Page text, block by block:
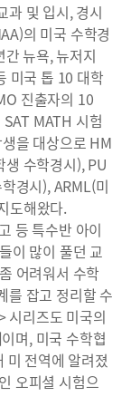
과 및 입시, 경시
의 미국 수학경
뉴욕, 뉴저지
미국 톱 10 대학
진출자의 10
MATH 시험
을 대상으로 HM
수학경시), PU
경시), ARML(미
도해왔다.
등 특수반 아이
이 많이 풀던 교
어려워서 수학
를 잡고 정리할 수
리즈도 미국의
며, 미국 수학협
미 전역에 알려졌
오피셜 시험으